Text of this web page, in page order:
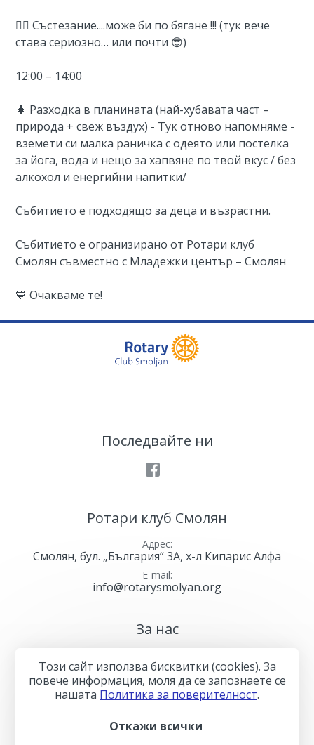
🏃‍♂️ Състезание....може би по бягане !!! (тук вече
става сериозно… или почти 😎)
12:00 – 14:00
🌲 Разходка в планината (най-хубавата част –
природа + свеж въздух) - Тук отново напомняме -
вземети си малка раничка с одеято или постелка
за йога, вода и нещо за хапвяне по твой вкус / без
алкохол и енергийни напитки/
Събитието е подходящо за деца и възрастни.
Събитието е огранизирано от Ротари клуб
Смолян съвместно с Младежки център – Смолян
💙 Очакваме те!
За нас
Общи условия
Политика за поверителност
Ротари клуб Смолян
Адрес
Смолян, бул. „България“ 3А, х-л Кипарис Алфа
E-mail
info@rotarysmolyan.org
Последвайте ни
Този сайт използва бисквитки (cookies). За
повече информация, моля да се запознаете се
нашaтa Политика за поверителност.
Откажи всички